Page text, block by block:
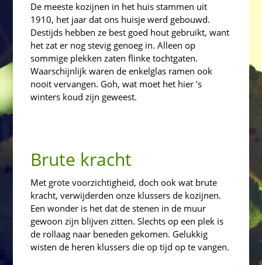
De meeste kozijnen in het huis stammen uit
1910, het jaar dat ons huisje werd gebouwd.
Destijds hebben ze best goed hout gebruikt, want
het zat er nog stevig genoeg in. Alleen op
sommige plekken zaten flinke tochtgaten.
Waarschijnlijk waren de enkelglas ramen ook
nooit vervangen. Goh, wat moet het hier ’s
winters koud zijn geweest.
Brute kracht
Met grote voorzichtigheid, doch ook wat brute
kracht, verwijderden onze klussers de kozijnen.
Een wonder is het dat de stenen in de muur
gewoon zijn blijven zitten. Slechts op een plek is
de rollaag naar beneden gekomen. Gelukkig
wisten de heren klussers die op tijd op te vangen.